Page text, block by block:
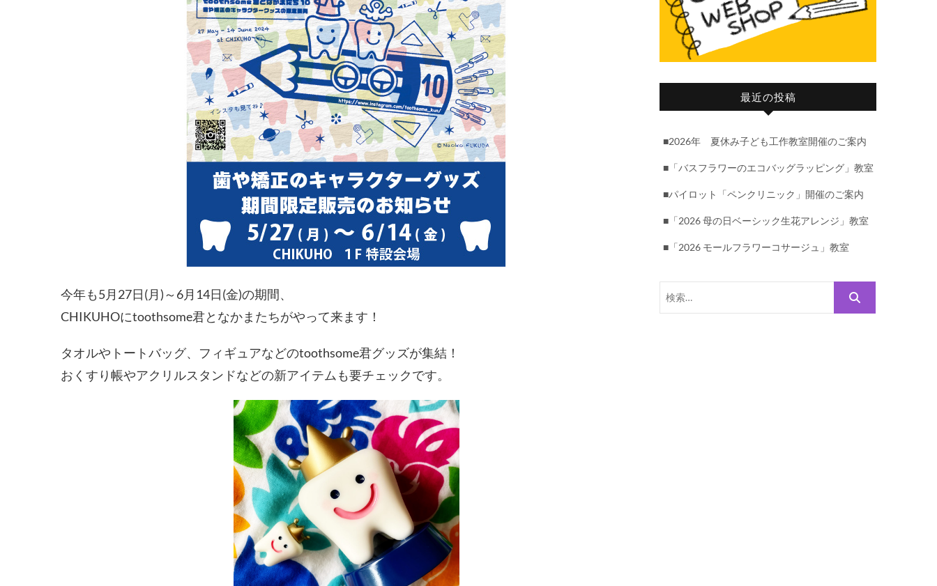
今年も5月27日(月)～6月14日(金)の期間、
CHIKUHOにtoothsome君となかまたちがやって来ます！
タオルやトートバッグ、フィギュアなどのtoothsome君グッズが集結！
おくすり帳やアクリルスタンドなどの新アイテムも要チェックです。
最近の投稿
■2026年 夏休み子ども工作教室開催のご案内
■「バスフラワーのエコバッグラッピング」教室
■パイロット「ペンクリニック」開催のご案内
■「2026 母の日ベーシック生花アレンジ」教室
■「2026 モールフラワーコサージュ」教室